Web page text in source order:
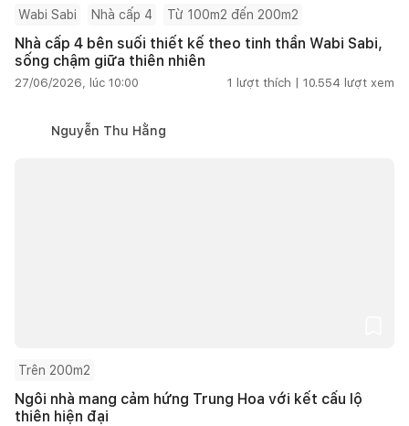
Wabi Sabi Nhà cấp 4 Từ 100m2 đến 200m2
Nhà cấp 4 bên suối thiết kế theo tinh thần Wabi Sabi,
sống chậm giữa thiên nhiên
27/06/2026, lúc 10:00 1 lượt thích | 10.554 lượt xem
Nguyễn Thu Hằng
Trên 200m2
Ngôi nhà mang cảm hứng Trung Hoa với kết cấu lộ
thiên hiện đại